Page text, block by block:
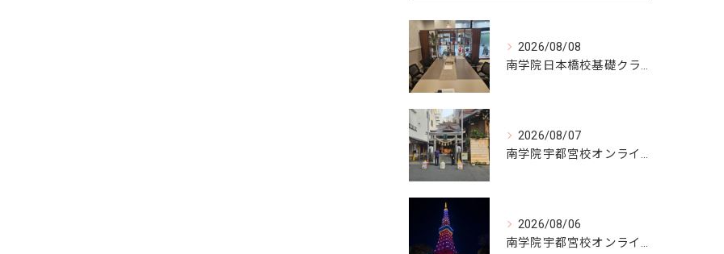
2026/08/08
南学院日本橋校基礎クラス授業日
2026/08/07
南学院宇都宮校オンラインzoom 教室開講
2026/08/06
南学院宇都宮校オンラインzoom 教室開講